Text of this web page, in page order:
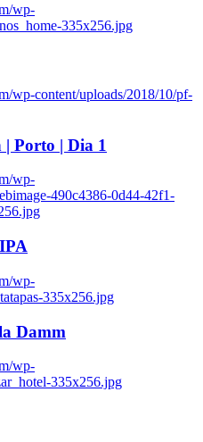
wp-
335x256.jpg
wp-content/uploads/2018/10/pf-
| Porto | Dia 1
wp-
490c4386-0d44-42f1-
wp-
335x256.jpg
Damm
wp-
335x256.jpg